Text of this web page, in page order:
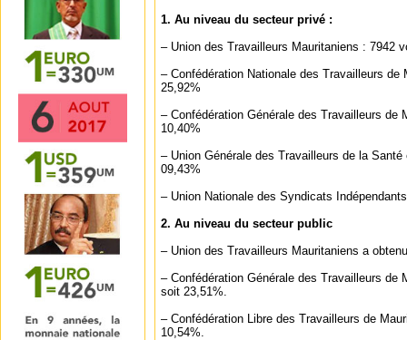
1. Au niveau du secteur privé :
– Union des Travailleurs Mauritaniens : 7942
– Confédération Nationale des Travailleurs
25,92%
– Confédération Générale des Travailleurs de
10,40%
– Union Générale des Travailleurs de la
09,43%
– Union Nationale des Syndicats
2. Au niveau du secteur public
– Union des Travailleurs Mauritaniens a
– Confédération Générale des Travailleurs de
soit 23,51%.
– Confédération Libre des Travailleurs de
10,54%.